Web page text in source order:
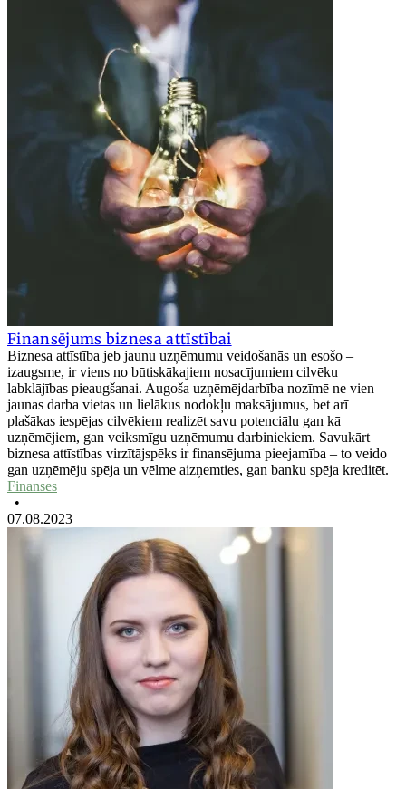
Finansējums biznesa attīstībai
Biznesa attīstība jeb jaunu uzņēmumu veidošanās un esošo –
izaugsme, ir viens no būtiskākajiem nosacījumiem cilvēku
labklājības pieaugšanai. Augoša uzņēmējdarbība nozīmē ne vien
jaunas darba vietas un lielākus nodokļu maksājumus, bet arī
plašākas iespējas cilvēkiem realizēt savu potenciālu gan kā
uzņēmējiem, gan veiksmīgu uzņēmumu darbiniekiem. Savukārt
biznesa attīstības virzītājspēks ir finansējuma pieejamība – to veido
gan uzņēmēju spēja un vēlme aizņemties, gan banku spēja kreditēt.
Finanses
•
07.08.2023